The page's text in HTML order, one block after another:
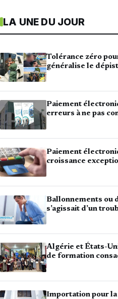
LA UNE DU JOUR
Tolérance zéro
généralise le
Paiement
erreurs à ne pas
Paiement
croissance
Ballonnements ou
s’agissait d’un
Algérie et États-
de formation
Importation pour la